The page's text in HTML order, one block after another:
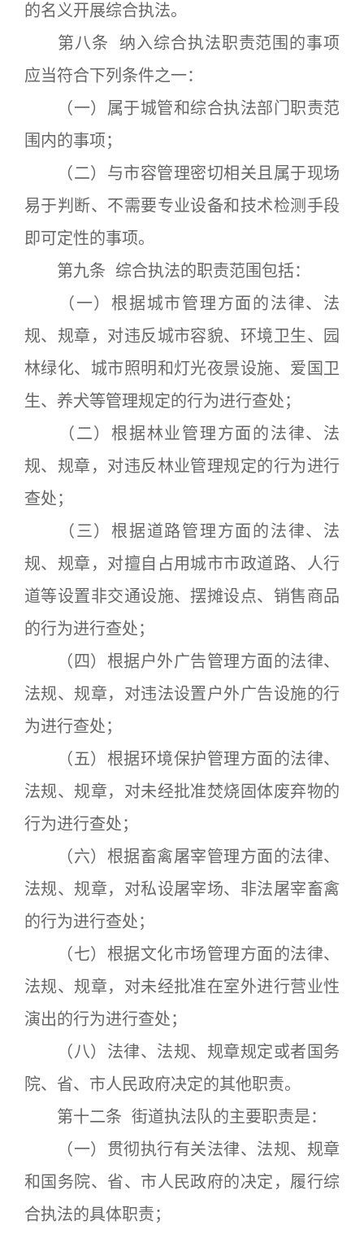
的名义开展综合执法。
第八条 纳入综合执法职责范围的事项
应当符合下列条件之一：
（一）属于城管和综合执法部门职责范
围内的事项；
（二）与市容管理密切相关且属于现场
易于判断、不需要专业设备和技术检测手段
即可定性的事项。
第九条 综合执法的职责范围包括：
（一）根据城市管理方面的法律、法
规、规章，对违反城市容貌、环境卫生、园
林绿化、城市照明和灯光夜景设施、爱国卫
生、养犬等管理规定的行为进行查处；
（二）根据林业管理方面的法律、法
规、规章，对违反林业管理规定的行为进行
查处；
（三）根据道路管理方面的法律、法
规、规章，对擅自占用城市市政道路、人行
道等设置非交通设施、摆摊设点、销售商品
的行为进行查处；
（四）根据户外广告管理方面的法律、
法规、规章，对违法设置户外广告设施的行
为进行查处；
（五）根据环境保护管理方面的法律、
法规、规章，对未经批准焚烧固体废弃物的
行为进行查处；
（六）根据畜禽屠宰管理方面的法律、
法规、规章，对私设屠宰场、非法屠宰畜禽
的行为进行查处；
（七）根据文化市场管理方面的法律、
法规、规章，对未经批准在室外进行营业性
演出的行为进行查处；
（八）法律、法规、规章规定或者国务
院、省、市人民政府决定的其他职责。
第十二条 街道执法队的主要职责是：
（一）贯彻执行有关法律、法规、规章
和国务院、省、市人民政府的决定，履行综
合执法的具体职责；